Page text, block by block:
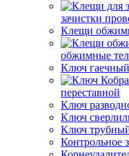
зачистки
Клещи
обжимные
Ключ гаечный
переставной
Ключ
Ключ
Ключ
Контрольное